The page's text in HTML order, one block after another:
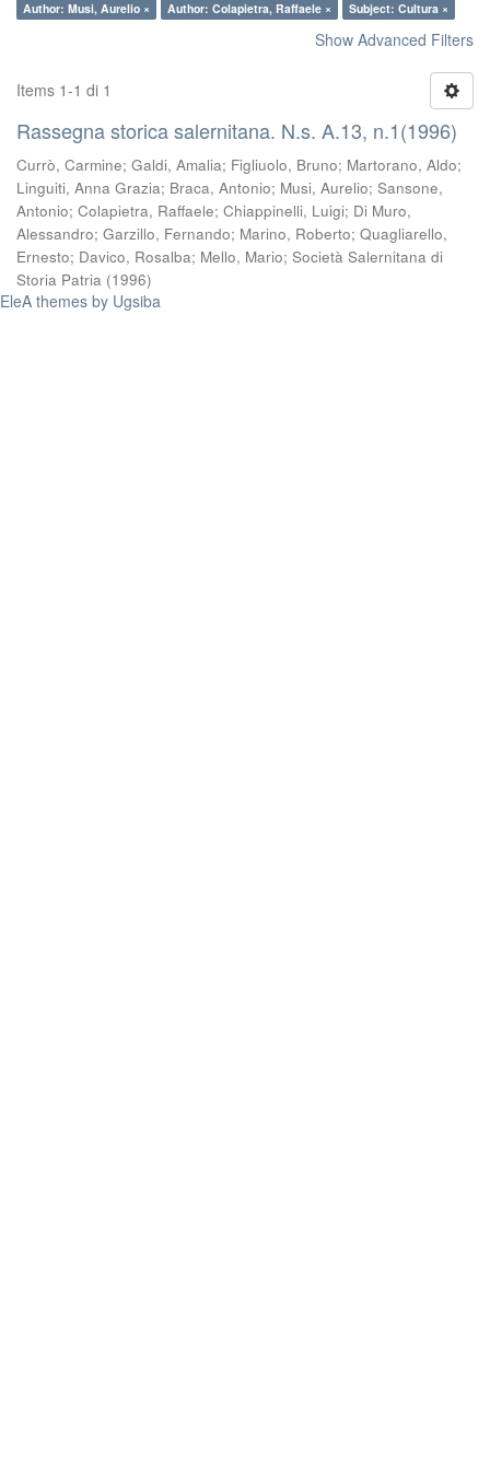
Author: Musi, Aurelio ×
Author: Colapietra, Raffaele × Subject: Cultura ×
Show Advanced Filters
Items 1-1 di 1
Rassegna storica salernitana. N.s. A.13, n.1(1996)
Currò, Carmine; Galdi, Amalia; Figliuolo, Bruno; Martorano, Aldo;
Linguiti, Anna Grazia; Braca, Antonio; Musi, Aurelio; Sansone,
Antonio; Colapietra, Raffaele; Chiappinelli, Luigi; Di Muro,
Alessandro; Garzillo, Fernando; Marino, Roberto; Quagliarello,
Ernesto; Davico, Rosalba; Mello, Mario; Società Salernitana di
Storia Patria (1996)
EleA themes by Ugsiba